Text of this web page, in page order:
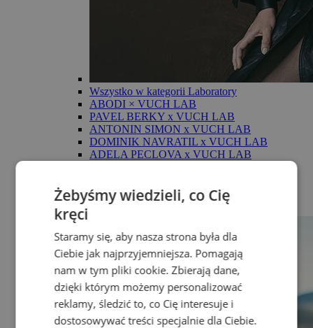
Wszystko w kategorii Laboratory
ABODI × VUCH LAB
PAVEL BERKY x VUCH LAB
ANTONIN SIMON x VUCH LAB
DOMINIK NAVRATIL x VUCH LAB
ADELA PECLOVA x VUCH LAB
Wstecz
Żebyśmy wiedzieli, co Cię
kręci
Staramy się, aby nasza strona była dla
Ciebie jak najprzyjemniejsza. Pomagają
nam w tym pliki cookie. Zbierają dane,
dzięki którym możemy personalizować
reklamy, śledzić to, co Cię interesuje i
dostosowywać treści specjalnie dla Ciebie.